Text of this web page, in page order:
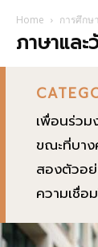
Home การศึกษ
ภาษาแล
เพื่อนร่วม
ขณะที่บาง
สองตัวอ
ความเชื่อ